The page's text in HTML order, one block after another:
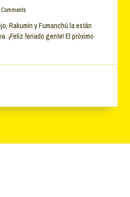
Comments
Carnaval!
Rakumín y Fumanchú la están
¡Feliz feriado gente! El próximo